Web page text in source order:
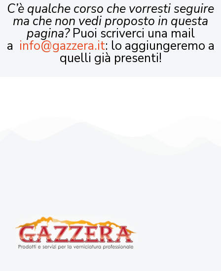
C’è qualche corso che vorresti seguire
ma che non vedi proposto in questa
pagina?Puoi scriverci una mail
a info@gazzera.it: lo aggiungeremo a
quelli già presenti!